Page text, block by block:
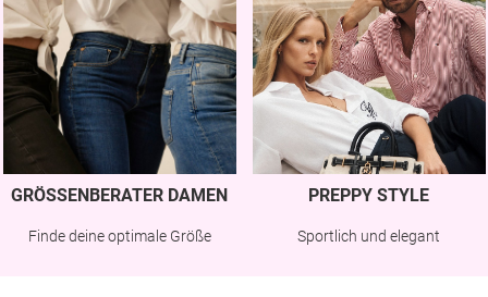
GRÖSSENBERATER DAMEN
Finde deine optimale Größe
PREPPY STYLE
Sportlich und elegant